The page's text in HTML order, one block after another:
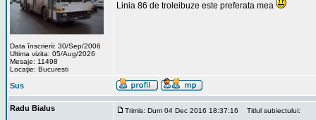
Data înscrierii: 30/Sep/2006
Ultima vizita: 05/Aug/2026
Mesaje: 11498
Locaţie: Bucuresti
Linia 86 de troleibuze este preferata mea
Sus
Radu Bialus Trimis: Dum 04 Dec 2016 18:37:16 Titlul subiectului: